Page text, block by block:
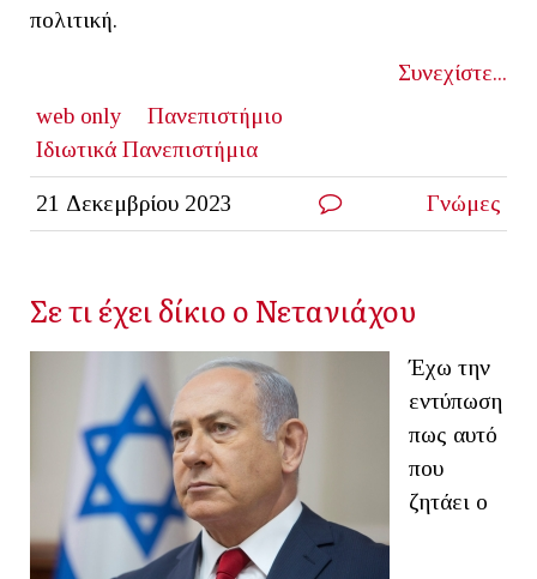
πολιτική.
Συνεχίστε...
web only
Πανεπιστήμιο
Ιδιωτικά Πανεπιστήμια
21 Δεκεμβρίου 2023 Γνώμες
Σε τι έχει δίκιο ο Νετανιάχου
Έχω την
εντύπωση
πως αυτό
που
ζητάει ο